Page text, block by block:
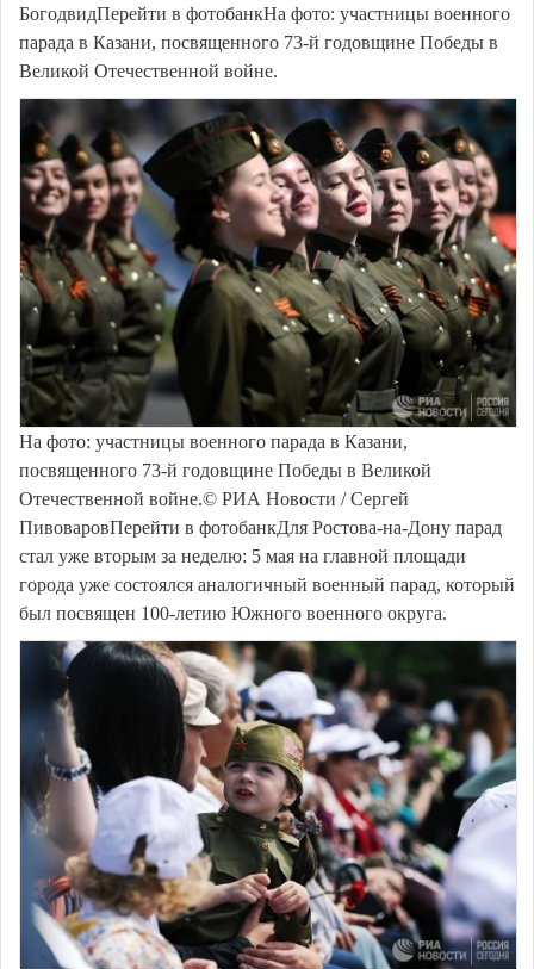
БогодвидПерейти в фотобанкНа фото: участницы военного
парада в Казани, посвященного 73-й годовщине Победы в
Великой Отечественной войне.
На фото: участницы военного парада в Казани,
посвященного 73-й годовщине Победы в Великой
Отечественной войне.© РИА Новости / Сергей
ПивоваровПерейти в фотобанкДля Ростова-на-Дону парад
стал уже вторым за неделю: 5 мая на главной площади
города уже состоялся аналогичный военный парад, который
был посвящен 100-летию Южного военного округа.